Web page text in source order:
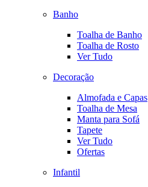
Banho
Toalha de Banho
Toalha de Rosto
Ver Tudo
Decoração
Almofada e Capas
Toalha de Mesa
Manta para Sofá
Tapete
Ver Tudo
Ofertas
Infantil